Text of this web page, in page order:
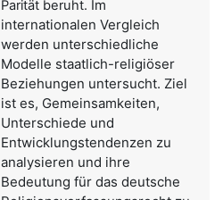
Parität beruht. Im
internationalen Vergleich
werden unterschiedliche
Modelle staatlich-religiöser
Beziehungen untersucht. Ziel
ist es, Gemeinsamkeiten,
Unterschiede und
Entwicklungstendenzen zu
analysieren und ihre
Bedeutung für das deutsche